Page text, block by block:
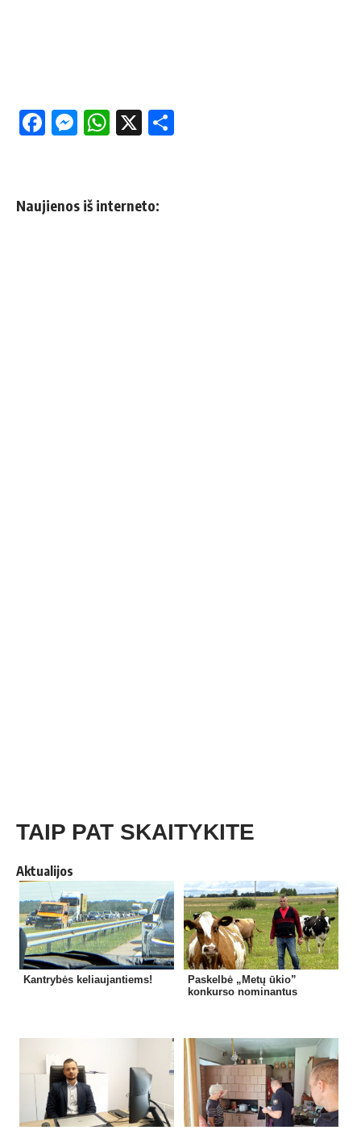
Facebook
Messenger
WhatsApp
X
Naujienos iš interneto:
TAIP PAT SKAITYKITE
Aktualijos
Kantrybės keliaujantiems!
Paskelbė „Metų ūkio”
konkurso nominantus